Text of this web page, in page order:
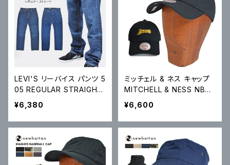
LEVI'S リーバイス パンツ 5
05 REGULAR STRAIGHT
DENIM PANT レギュラー
ストレート デニムパンツ ジ
ーンズ ストレッチ 00505
¥6,380
ミッチェル & ネス キャップ
MITCHELL & NESS NBA I
NSIGNIA STRAPBACK C
AP 6パネルキャップ LAKER
S レイカーズ ストラップバッ
¥6,600